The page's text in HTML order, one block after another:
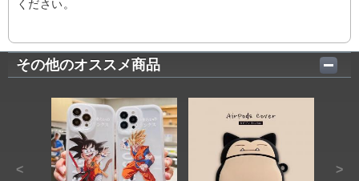
ください。
その他のオススメ商品
< >